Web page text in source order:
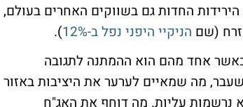
החדות גם בשווקים האחרים בעולם,
הניקיי היפני נפל ב-12%
).
אחד מהם הוא ההמתנה לתגובה
מה שמאיים לערער את היציבות באזור
נרשמות עליות. מה דוחף את האג"ח